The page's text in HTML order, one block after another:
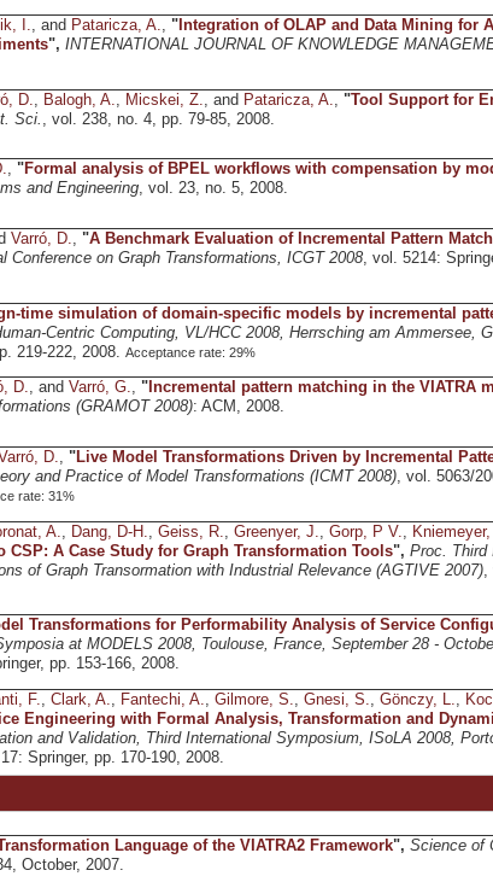
I., and Pataricza, A., "Integration of OLAP and Data Mining for
", INTERNATIONAL JOURNAL OF KNOWLEDGE
D. Balogh, A. Micskei, Z. , and Pataricza, A. "Tool Support for
Sci. , vol. 238, no. 4, pp. 79-85, 2008.
, "Formal analysis of BPEL workflows with compensation by
and Engineering, vol. 23, no. 5, 2008.
Varró, D., "A Benchmark Evaluation of Incremental Pattern
Conference on Graph Transformations, ICGT 2008, vol. 5214:
time simulation of domain-specific models by incremental
Centric Computing, VL/HCC 2008, Herrsching am Ammersee,
219-222, 2008. Acceptance rate: 29%
D., and Varró, G., "Incremental pattern matching in the VIATRA
(GRAMOT 2008): ACM, 2008.
D., "Live Model Transformations Driven by Incremental
and Practice of Model Transformations (ICMT 2008), vol. 5063/
rate: 31%
A. Dang, D-H. Geiss, R. Greenyer, J. Gorp, P V. Kniemeyer,
CSP: A Case Study for Graph Transformation Tools", Proc. Third
of Graph Transormation with Industrial Relevance (AGTIVE 2007),
Transformations for Performability Analysis of Service
at MODELS 2008, Toulouse, France, September 28 -
pp. 153-166, 2008.
F. Clark, A. Fantechi, A. Gilmore, S. Gnesi, S. Gönczy, L.
Engineering with Formal Analysis, Transformation and
and Validation, Third International Symposium, ISoLA 2008,
17: Springer, pp. 170-190, 2008.
Language of the VIATRA2 Framework", Science of
October, 2007.